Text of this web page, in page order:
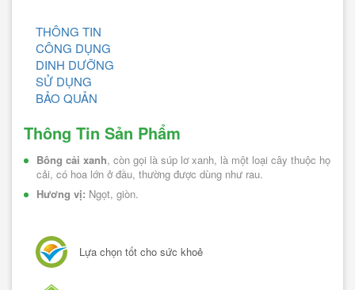
THÔNG TIN
CÔNG DỤNG
DINH DƯỠNG
SỬ DỤNG
BẢO QUẢN
Thông Tin Sản Phẩm
Bông cải xanh, còn gọi là súp lơ xanh, là một loại cây thuộc họ
cải, có hoa lớn ở đầu, thường được dùng như rau.
Hương vị: Ngọt, giòn.
Lựa chọn tốt cho sức khoẻ